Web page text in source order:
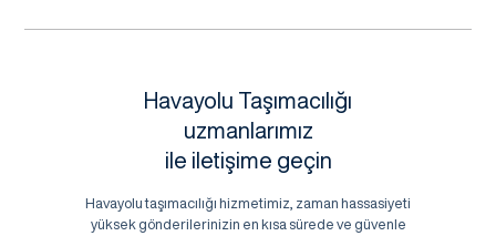
Havayolu Taşımacılığı
uzmanlarımız
ile iletişime geçin
Havayolu taşımacılığı hizmetimiz, zaman hassasiyeti
yüksek gönderilerinizin en kısa sürede ve güvenle